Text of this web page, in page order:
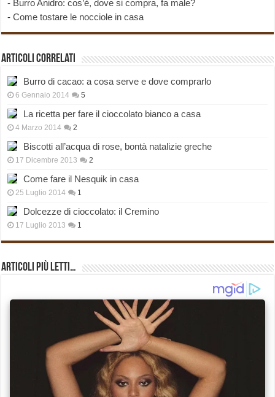
- Burro Anidro: cos’è, dove si compra, fa male?
-Come tostare le nocciole in casa
Articoli correlati
Burro di cacao: a cosa serve e dove comprarlo
6 Gennaio 2014 5
La ricetta per fare il cioccolato bianco a casa
4 Marzo 2014 2
Biscotti all’acqua di rose, bontà natalizie greche
17 Dicembre 2013 2
Come fare il Nesquik in casa
25 Luglio 2014 1
Dolcezze di cioccolato: il Cremino
17 Luglio 2013 1
Articoli più Letti…